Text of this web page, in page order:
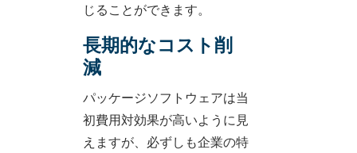
じることができます。
長期的なコスト削
減
パッケージソフトウェアは当
初費用対効果が高いように見
えますが、必ずしも企業の特